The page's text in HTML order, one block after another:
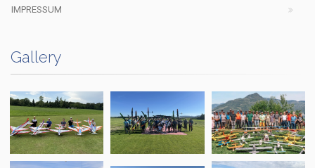
IMPRESSUM
Gallery